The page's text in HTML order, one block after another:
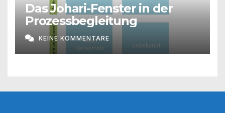
Das Johari-Fenster in der
Prozessbegleitung
KEINE KOMMENTARE